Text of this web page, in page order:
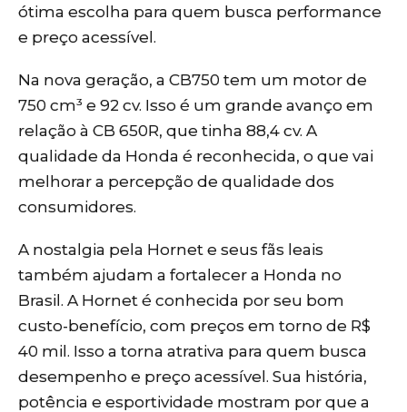
ótima escolha para quem busca performance
e preço acessível.
Na nova geração, a CB750 tem um motor de
750 cm³ e 92 cv. Isso é um grande avanço em
relação à CB 650R, que tinha 88,4 cv. A
qualidade da Honda é reconhecida, o que vai
melhorar a percepção de qualidade dos
consumidores.
A nostalgia pela Hornet e seus fãs leais
também ajudam a fortalecer a Honda no
Brasil. A Hornet é conhecida por seu bom
custo-benefício, com preços em torno de R$
40 mil. Isso a torna atrativa para quem busca
desempenho e preço acessível. Sua história,
potência e esportividade mostram por que a